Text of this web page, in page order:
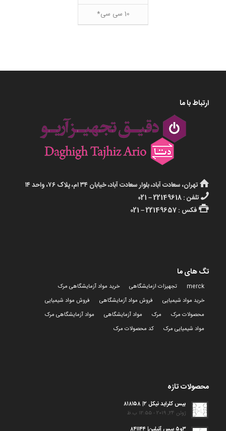
10 سی سی*
ارتباط با ما
تهران، سعادت آباد، بلوار سعادت آباد، خیابان ۳۴ ام، پلاک ۷۶، واحد ۱۴
تلفن : 22149618 – 021
فکس : 22149657 – 021
تگ های ما
merck تجهیزات ازمایشگاهی
خرید مواد آزمایشگاهی مرک
خرید مواد شیمیایی
فروش مواد آزمایشگاهی
فروش مواد شیمیایی
محصولات مرک
مرک مواد آزمایشگاهی
مواد آزمایشگاهی مرک
مواد شیمیایی مرک
کد محصولات مرک
محصولات تازه
بیس کلراید نیکل ۲| ۸۱۸۱۵۸
ژوئن 24, 2019 - 12:55 ب.ظ
۳و۵ بیس آنیلین| ۸۴۱۱۴۴